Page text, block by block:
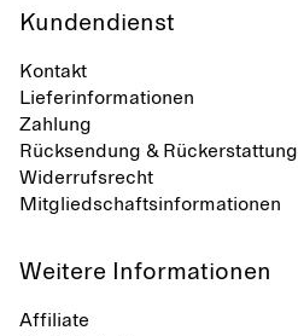
Kundendienst
Kontakt
Lieferinformationen
Zahlung
Rücksendung & Rückerstattung
Widerrufsrecht
Mitgliedschaftsinformationen
Weitere Informationen
Affiliate